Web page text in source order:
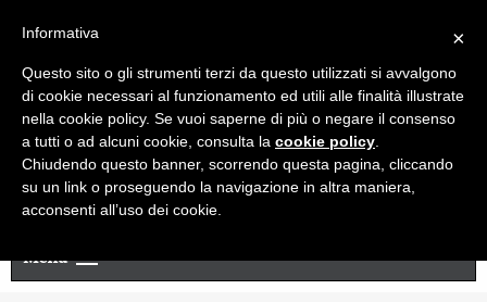
Newsletter
Menu
×
Informativa
Questo sito o gli strumenti terzi da questo utilizzati si avvalgono
di cookie necessari al funzionamento ed utili alle finalità illustrate
nella cookie policy. Se vuoi saperne di più o negare il consenso
a tutti o ad alcuni cookie, consulta la cookie policy
Chiudendo questo banner, scorrendo questa pagina, cliccando
su un link o proseguendo la navigazione in altra maniera,
acconsenti all’uso dei cookie.